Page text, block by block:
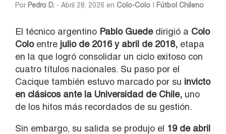
Por Pedro D. - Abril 28, 2026 en Colo-Colo Fútbol Chileno
El técnico argentino Pablo Guededirigió a Colo
Coloentre julio de 2016 y abril de 2018, etapa
en la que logró consolidar un ciclo exitoso con
cuatro títulos nacionales. Su paso por el
Cacique también estuvo marcado por su invicto
en clásicos ante la Universidad de Chile, uno
de los hitos más recordados de su gestión.
Sin embargo, su salida se produjo el 19 de abril